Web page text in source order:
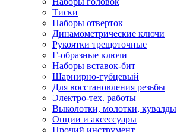
Тиски
Наборы отверток
Динамометрические ключи
Рукоятки трещоточные
Г-образные ключи
Наборы вставок-бит
Шарнирно-губцевый
Для восстановления резьбы
Электро-тех. работы
Выколотки, молотки, кувалды
Опции и аксессуары
Прочий инструмент